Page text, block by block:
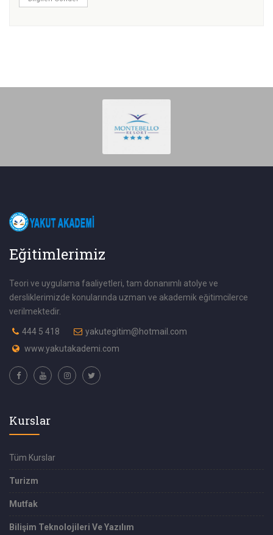
Eğitimlerimiz
Teori ve uygulama faaliyetleri, tam donanımlı atolye ve
dersliklerimizde konularında uzman ve akademik eğitimcilerce
verilmektedir.
444 5 418
yakutegitim@hotmail.com
www.yakutakademi.com
Kurslar
Tüm Kurslar
Turizm
Mutfak
Bilişim Teknolojileri Ve Yazılım